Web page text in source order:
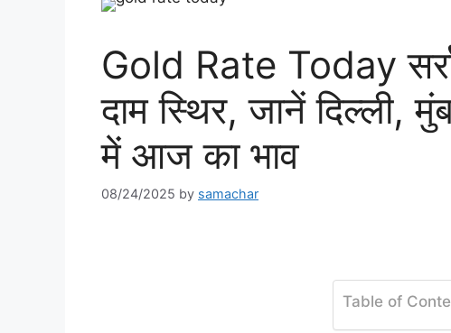
Gold Rate Today
दाम स्थिर, जानें
में आज का भाव
08/24/2025 by samachar
Table of